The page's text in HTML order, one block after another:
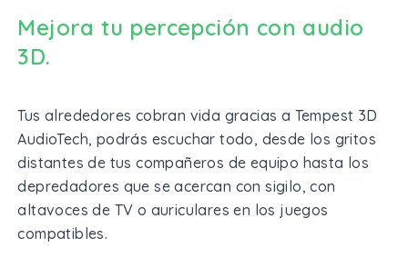
Mejora tu percepción con audio
3D.
Tus alrededores cobran vida gracias a Tempest 3D
AudioTech, podrás escuchar todo, desde los gritos
distantes de tus compañeros de equipo hasta los
depredadores que se acercan con sigilo, con
altavoces de TV o auriculares en los juegos
compatibles.